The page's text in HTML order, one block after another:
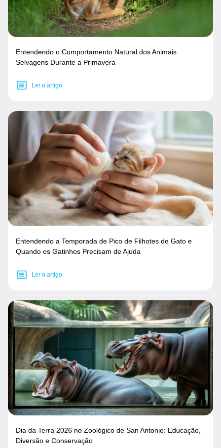
Entendendo o Comportamento Natural dos Animais
Selvagens Durante a Primavera
Ler o artigo
Entendendo a Temporada de Pico de Filhotes de Gato e
Quando os Gatinhos Precisam de Ajuda
Ler o artigo
Dia da Terra 2026 no Zoológico de San Antonio: Educação,
Diversão e Conservação